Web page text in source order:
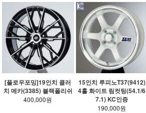
[플로우포밍]19인치 클러
치 메카(3385) 블랙폴리쉬
400,000원
15인치 루피노T37(9412)
4홀 화이트 림컷팅(54.1/6
7.1) KC인증
190,000원